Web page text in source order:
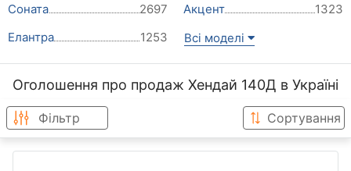
Соната
2697 Акцент
1323
Елантра
1253 Всі моделі
Оголошення про продаж Хендай 140Д в Україні
Фільтр Сортування